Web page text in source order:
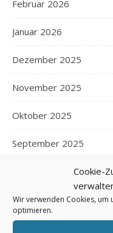
Cookie-
Wir verwenden Cookies, um
optimieren.
Februar 2026
Januar 2026
Dezember 2025
November 2025
Oktober 2025
September 2025
Juli 2025